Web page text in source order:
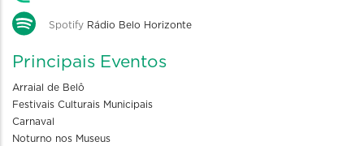
Spotify Rádio Belo Horizonte
Principais Eventos
Arraial de Belô
Festivais Culturais Municipais
Carnaval
Noturno nos Museus